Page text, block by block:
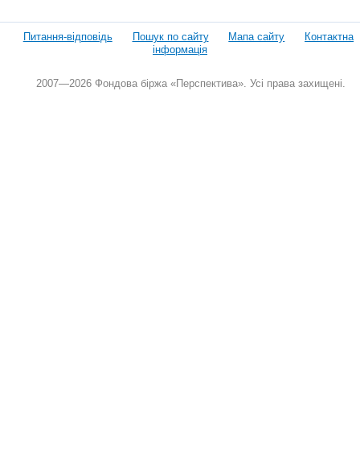
Питання-відповідь Пошук по сайту Мапа сайту
Контактна
інформація
2007—2026 Фондова біржа «Перспектива». Усі права захищені.